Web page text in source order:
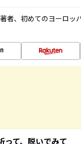
者、初めてのヨーロ
て、脱いでみて